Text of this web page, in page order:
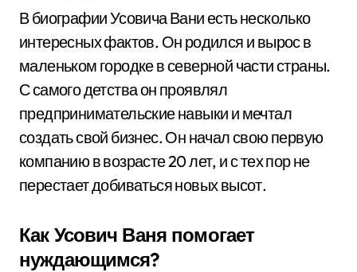
В биографии Усовича Вани есть несколько
интересных фактов. Он родился и вырос в
маленьком городке в северной части страны.
С самого детства он проявлял
предпринимательские навыки и мечтал
создать свой бизнес. Он начал свою первую
компанию в возрасте 20 лет, и с тех пор не
перестает добиваться новых высот.
Как Усович Ваня помогает
нуждающимся?